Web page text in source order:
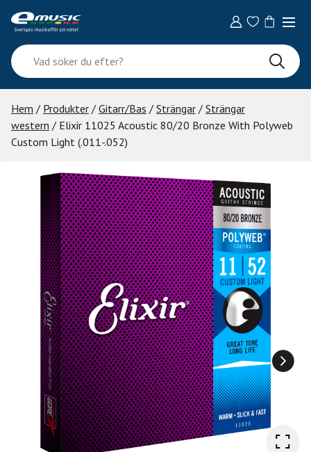
content
Vad
söker
du
efter?
Hem / Produkter / Gitarr/Bas / Strängar / Strängar
western / Elixir 11025 Acoustic 80/20 Bronze With Polyweb
Custom Light (.011-.052)